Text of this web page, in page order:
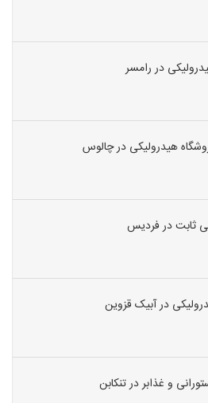
در رامسر
هیدرولیکی در چالوس
ثابت در فردیس
در آبیک قزوین
و غذابر در تنکابن